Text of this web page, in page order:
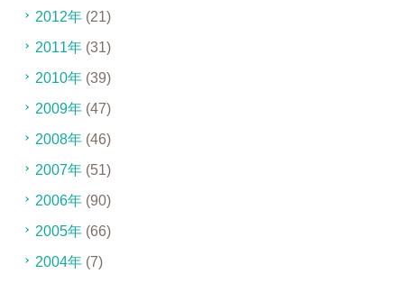
2012年(21)
2011年(31)
2010年(39)
2009年(47)
2008年(46)
2007年(51)
2006年(90)
2005年(66)
2004年(7)